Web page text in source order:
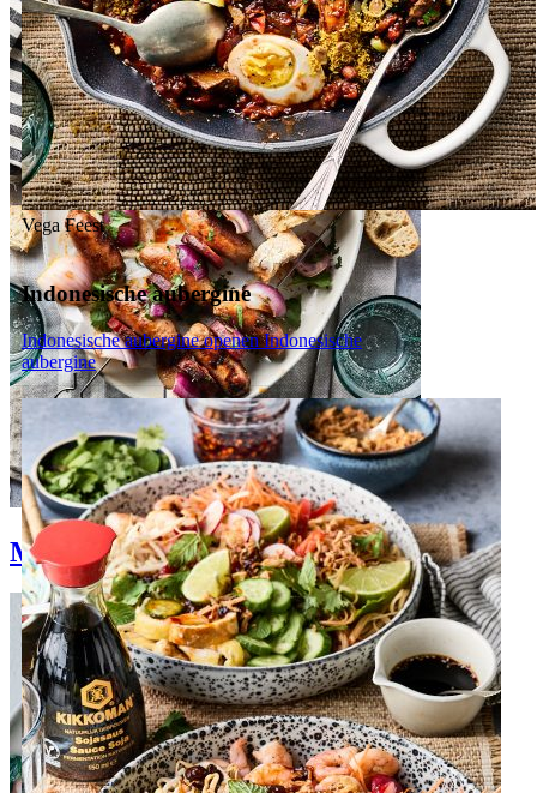
VegaFeest
Indonesische aubergine
Indonesische aubergine openenIndonesische
aubergine
Makkelijke bbq